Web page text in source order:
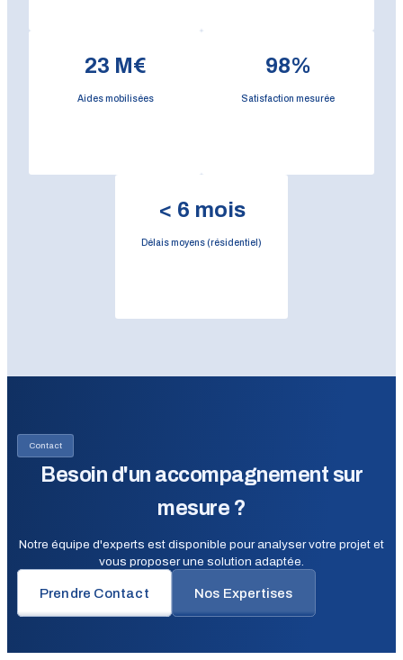
23 M€
Aides mobilisées
98%
Satisfaction mesurée
< 6 mois
Délais moyens (résidentiel)
Contact
Besoin d'un accompagnement sur
mesure ?
Notre équipe d'experts est disponible pour analyser votre projet et
vous proposer une solution adaptée.
Prendre Contact Nos Expertises